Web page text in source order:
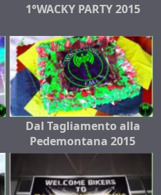
1°WACKY PARTY 2015
Dal Tagliamento alla
Pedemontana 2015